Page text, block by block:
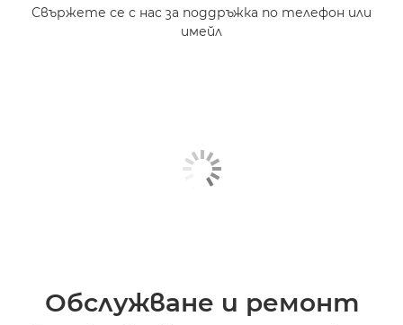
Свържете се с нас за поддръжка по телефон или
имейл
Обслужване и ремонт